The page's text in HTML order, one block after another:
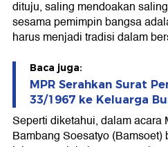
dituju, saling mendoakan
sesama pemimpin bangsa
harus menjadi tradisi dalam
Baca juga:
MPR Serahkan Surat
33/1967 ke Keluarga
Seperti diketahui, dalam acara
Bambang Soesatyo